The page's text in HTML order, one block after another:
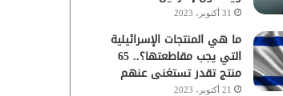
31 أكتوبر، 2023
ما هي المنتجات الإسرائيلية
التي يجب مقاطعتها؟.. 65
منتج تقدر تستغنى عنهم
21 أكتوبر، 2023